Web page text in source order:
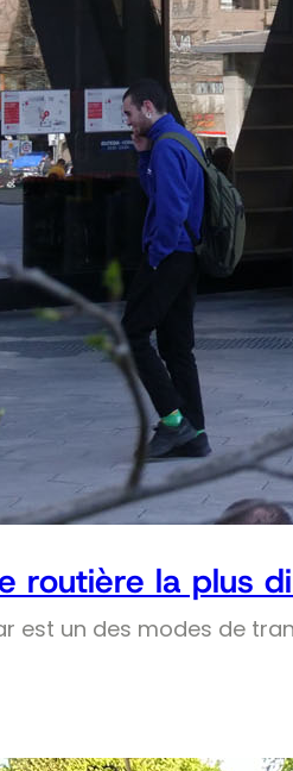
routière la plus
est un des modes de